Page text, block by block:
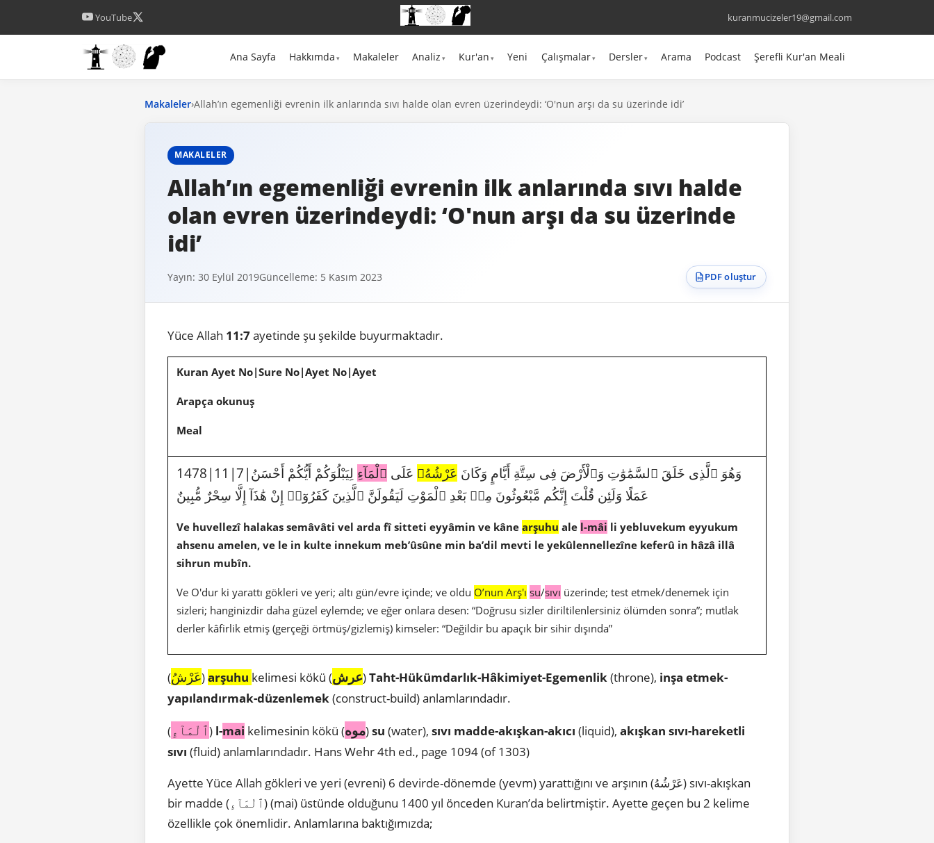
YouTube kuranmucizeler19@gmail.com
Ana Sayfa Hakkımda Makaleler Analiz Kur'an Yeni Çalışmalar Dersler Arama Podcast Şerefli Kur'an Meali
Makaleler›Allah’ın egemenliği evrenin ilk anlarında sıvı halde olan evren üzerindeydi: ‘O'nun arşı da su üzerinde idi’
MAKALELER
Allah’ın egemenliği evrenin ilk anlarında sıvı halde
olan evren üzerindeydi: ‘O'nun arşı da su üzerinde
idi’
Yayın: 30 Eylül 2019Güncelleme: 5 Kasım 2023 PDF oluştur
Yüce Allah 11:7ayetinde şu şekilde buyurmaktadır.
Kuran Ayet No|Sure No|Ayet No|Ayet
Arapça okunuş
Meal
1478|11|7|وَهُوَ ٱلَّذِى خَلَقَ ٱلسَّمَٰوَٰتِ وَٱلْأَرْضَ فِى سِتَّةِ أَيَّامٍ وَكَانَ عَرْشُهُۥ عَلَى ٱلْمَآءِ لِيَبْلُوَكُمْ أَيُّكُمْ أَحْسَنُ
عَمَلًا وَلَئِن قُلْتَ إِنَّكُم مَّبْعُوثُونَ مِنۢ بَعْدِ ٱلْمَوْتِ لَيَقُولَنَّ ٱلَّذِينَ كَفَرُوٓا۟ إِنْ هَٰذَآ إِلَّا سِحْرٌ مُّبِينٌ
Ve huvellezî halakas semâvâti vel arda fî sitteti eyyâmin ve kâne arşuhu ale l-mâi li yebluvekum eyyukum
ahsenu amelen, ve le in kulte innekum meb’ûsûne min ba’dil mevti le yekûlennellezîne keferû in hâzâ illâ
sihrun mubîn.
Ve O'dur ki yarattı gökleri ve yeri; altı gün/evre içinde; ve oldu O’nun Arş'ı su/sıvı üzerinde; test etmek/denemek için
sizleri; hanginizdir daha güzel eylemde; ve eğer onlara desen: “Doğrusu sizler diriltilenlersiniz ölümden sonra”; mutlak
derler kâfirlik etmiş (gerçeği örtmüş/gizlemiş) kimseler: “Değildir bu apaçık bir sihir dışında”
(عَرْشُ)arşuhu kelimesi kökü (عرش)Taht-Hükümdarlık-Hâkimiyet-Egemenlik(throne), inşa etmek-
yapılandırmak-düzenlemek(construct-build) anlamlarındadır.
(ٱلْمَآءِ) l-mai kelimesinin kökü (موه)su (water), sıvı madde-akışkan-akıcı (liquid), akışkan sıvı-hareketli
sıvı (fluid) anlamlarındadır. Hans Wehr 4th ed., page 1094 (of 1303)
Ayette Yüce Allah gökleri ve yeri (evreni) 6 devirde-dönemde (yevm) yarattığını ve arşının (عَرْشُهُ) sıvı-akışkan
bir madde (ٱلْمَآءِ) (mai) üstünde olduğunu 1400 yıl önceden Kuran’da belirtmiştir. Ayette geçen bu 2 kelime
özellikle çok önemlidir. Anlamlarına baktığımızda;